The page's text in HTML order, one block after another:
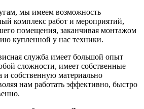
мы имеем возможность
комплекс работ и мероприятий,
помещения, заканчивая монтажом
купленной у нас техники.
служба имеет большой опыт
сложности, имеет собственные
и собственную материально
нам работать эффективно, быстро